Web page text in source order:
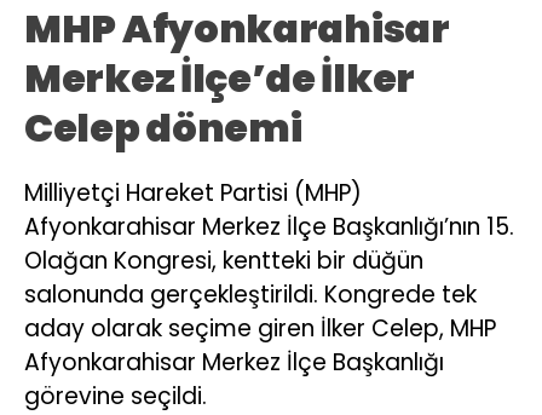
MHP Afyonkarahisar
Merkez İlçe’de İlker
Celep dönemi
Milliyetçi Hareket Partisi (MHP)
Afyonkarahisar Merkez İlçe Başkanlığı’nın 15.
Olağan Kongresi, kentteki bir düğün
salonunda gerçekleştirildi. Kongrede tek
aday olarak seçime giren İlker Celep, MHP
Afyonkarahisar Merkez İlçe Başkanlığı
görevine seçildi.